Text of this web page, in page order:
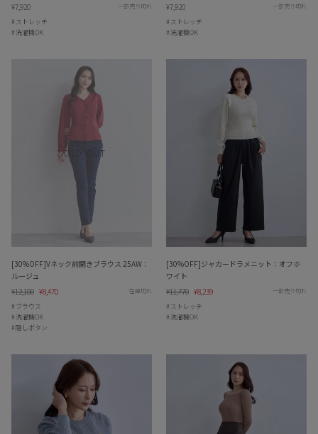
¥7,920
一部売り切れ
ストレッチ
洗濯機OK
¥7,920
一部売り切れ
ストレッチ
洗濯機OK
SOLD OUT
[30%OFF]Vネック前開きブラウス 25AW：
ルージュ
Regular
¥12,100 Sale
¥8,470 在庫切れ
ブラウス
洗濯機OK
隠しボタン
[30%OFF]ジャカードラメニット：オフホ
ワイト
Regular
¥11,770 Sale
¥8,239 一部売り切れ
ストレッチ
洗濯機OK